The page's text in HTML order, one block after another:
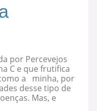
por Percevejos
C e que frutifica
a minha, por
desse tipo de
Mas, e